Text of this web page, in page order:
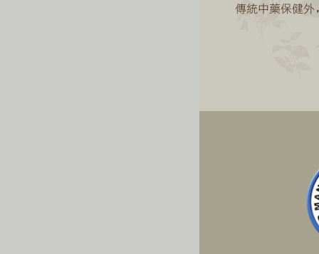
傳統中藥保健